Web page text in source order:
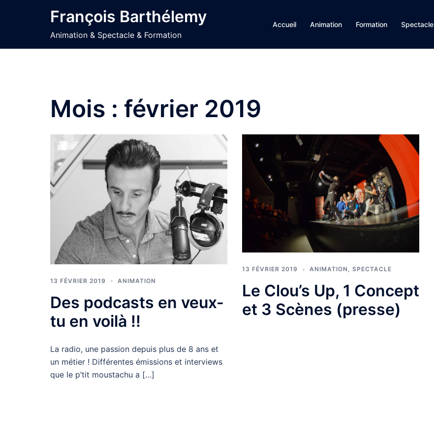
François Barthélemy
Animation & Spectacle & Formation
Accueil Animation Formation Spectacle
Mois : février 2019
13 FÉVRIER 2019 ANIMATION
Des podcasts en veux-
tu en voilà !!
La radio, une passion depuis plus de 8 ans et
un métier ! Différentes émissions et interviews
que le p’tit moustachu a […]
13 FÉVRIER 2019 ANIMATION SPECTACLE
Le Clou’s Up, 1 Concept
et 3 Scènes (presse)